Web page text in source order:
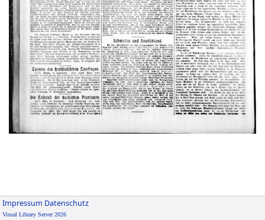
Impressum Datenschutz
Visual Library Server 2026